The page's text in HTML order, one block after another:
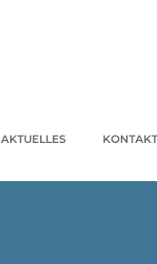
AKTUELLES KONTAKT